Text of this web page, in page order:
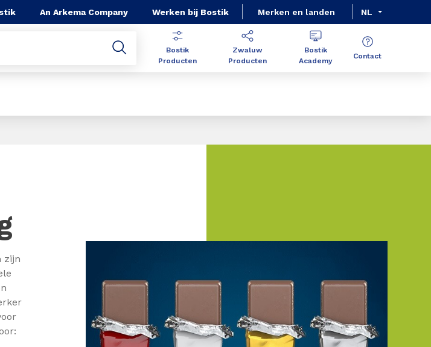
An Arkema Company Werken bij Bostik Merken en landen NL
Bostik
Producten
Zwaluw
Producten
Bostik
Academy
Contact
zijn